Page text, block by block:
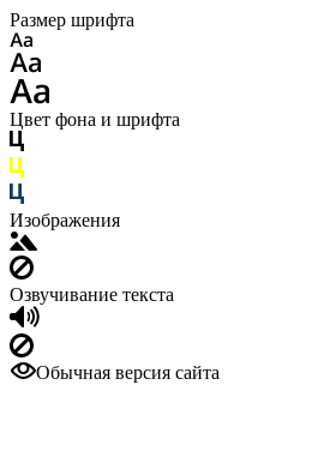
Размер шрифта
Цвет фона и шрифта
Изображения
Озвучивание текста
Обычная версия сайта